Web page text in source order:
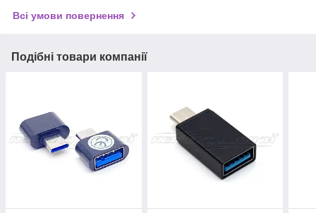
Всі умови повернення
Подібні товари компанії